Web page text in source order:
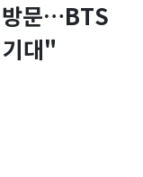
방문…BTS
대"